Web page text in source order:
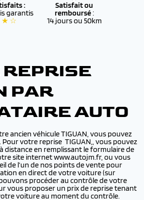
:
garantis
★ ☆
Satisfait ou
remboursé:
14 jours ou 50km
PAR
AUTO
ancien véhicule TIGUAN, vous pouvez
Pour votre reprise TIGUAN,, vous pouvez
distance en remplissant le formulaire de
site internet www.autojm.fr, ou vous
de l’un de nos points de vente pour
en direct de votre voiture (sur
procéder au contrôle de votre
vous proposer un prix de reprise tenant
voiture au moment du contrôle.